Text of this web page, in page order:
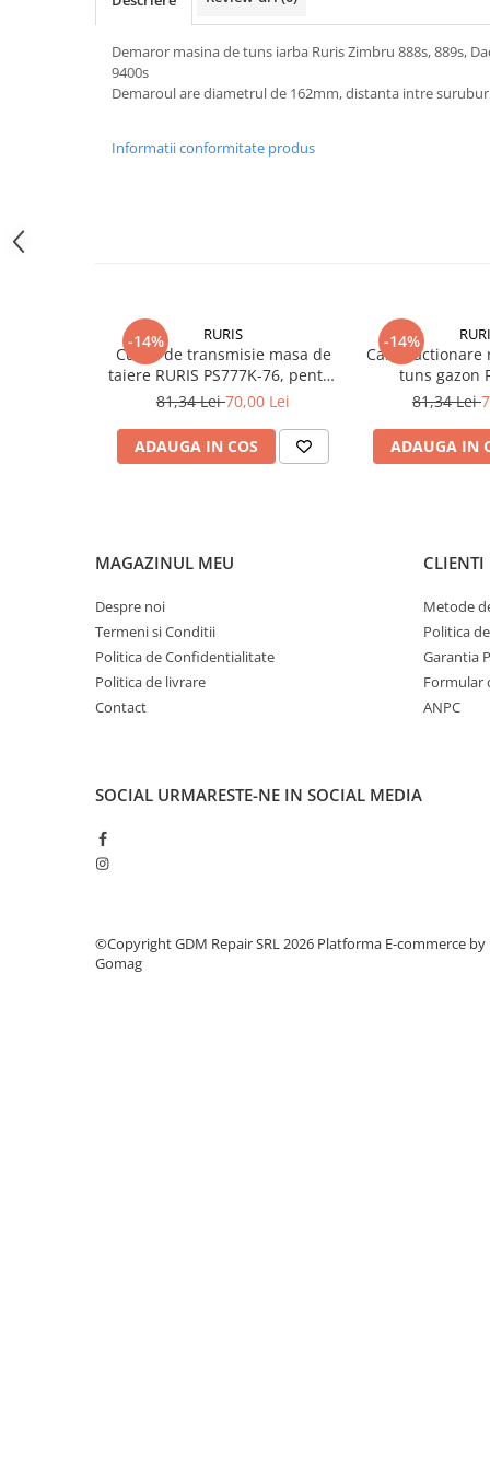
Generatoare
Masini tuns animale
Mori & Batoze
Troliu
Piese aparat umplut carnati
Piese atomizoare
Piese generatoare
Piese motocoase 4T
Piese motocositoare
Piese motocultoare
Piese motopompa
Piese pompe
Consumabile drujbe
Consumabile motocoase
Demaror masina de tuns iarba Ruris Zimbru 888s, 889s,
9400s
Demaroul are diametrul de 162mm, distanta intre
Informatii conformitate produs
-14% RURIS
Curea de transmisie masa de
taiere RURIS PS777K-76, pentru
motocositori Ruris DAC 777K
81,34 Lei70,00 Lei
ADAUGA IN COS
-14%
Cablu actionare
tuns gazon
81,34 Lei
ADAUGA IN
MAGAZINUL MEU
Despre noi
Termeni si Conditii
Politica de Confidentialitate
Politica de livrare
Contact
CLIENTI
Metode
Politica
Garantia
Formular
ANPC
SOCIAL URMARESTE-NE IN SOCIAL MEDIA
©Copyright GDM Repair SRL 2026 Platforma E-commerce by
Gomag